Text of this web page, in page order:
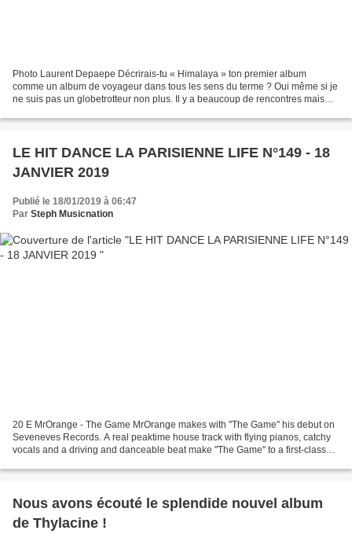
Photo Laurent Depaepe Décrirais-tu « Himalaya » ton premier album
comme un album de voyageur dans tous les sens du terme ? Oui même si je
ne suis pas un globetrotteur non plus. Il y a beaucoup de rencontres mais
LE HIT DANCE LA PARISIENNE LIFE N°149 - 18
JANVIER 2019
Publié le 18/01/2019 à 06:47
Par Steph Musicnation
20 E MrOrange - The Game MrOrange makes with "The Game" his debut on
Seveneves Records. A real peaktime house track with flying pianos, catchy
vocals and a driving and danceable beat make "The Game" to a first-class
Nous avons écouté le splendide nouvel album
de Thylacine !